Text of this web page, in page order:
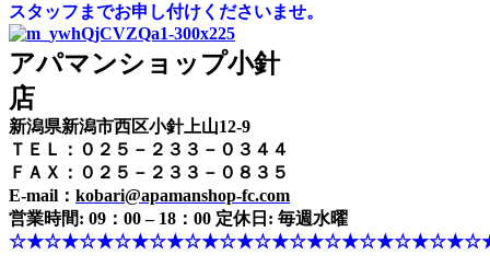
スタッフまでお申し付けくださいませ。
アパマンショップ小針
店
新潟県新潟市西区小針上山12-9
ＴＥＬ：０２５－２３３－０３４４
ＦＡＸ：０２５－２３３－０８３５
E-mail： kobari@apamanshop-fc.com
営業時間: 09：00 – 18：00 定休日: 毎週水曜